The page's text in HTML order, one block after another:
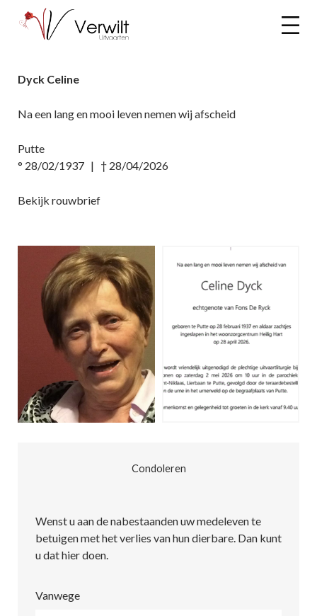
Dyck Celine
Na een lang en mooi leven nemen wij afscheid
Putte
° 28/02/1937 | † 28/04/2026
Bekijk rouwbrief
Condoleren
Wenst u aan de nabestaanden uw medeleven te
betuigen met het verlies van hun dierbare. Dan kunt
u dat hier doen.
Vanwege